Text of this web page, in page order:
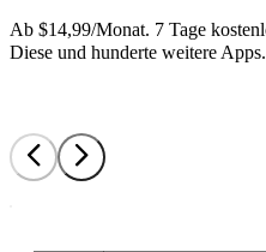
Ab $14,99/Monat. 7 Tage
Diese und hunderte weitere Apps.